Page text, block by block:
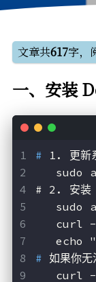
文章共617字，
一、安装
#
1. 更新
sudo
# 2. 安装
sudo
curl
echo
# 如果你无
curl